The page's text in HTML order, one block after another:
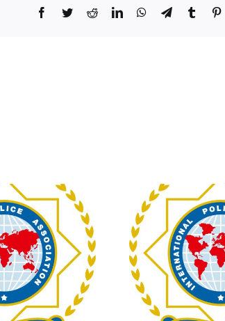
Facebook
TwitterRedditLinkedInWhatsApp
TelegramTumblr